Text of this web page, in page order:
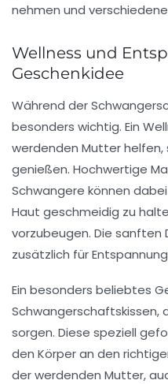
nehmen und
Wellness und
Geschenkidee
Während der
besonders wichtig. Ein
werdenden Mutter
genießen. Hochwertige
Schwangere können
Haut geschmeidig zu
vorzubeugen. Die sanften
zusätzlich für
Ein besonders beliebtes
Schwangerschaftskissen,
sorgen. Diese speziell
den Körper an den
der werdenden Mutter,